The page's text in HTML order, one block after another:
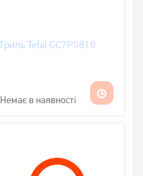
Гриль Tefal GC7P0810
Немає в наявності